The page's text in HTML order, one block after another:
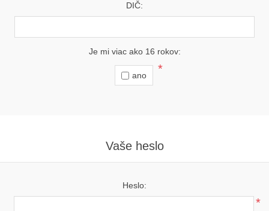
DIČ:
Je mi viac ako 16 rokov:
ano *
Vaše heslo
Heslo:
*